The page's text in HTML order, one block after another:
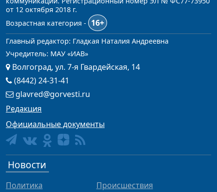
от 12 октября 2018 г.
Возрастная категория -
16+
Главный редактор: Гладкая Наталия Андреевна
Учредитель: МАУ «ИАВ»
Волгоград, ул. 7-я Гвардейская, 14
(8442) 24-31-41
glavred@gorvesti.ru
Редакция
Официальные документы
Новости
Политика
Происшествия